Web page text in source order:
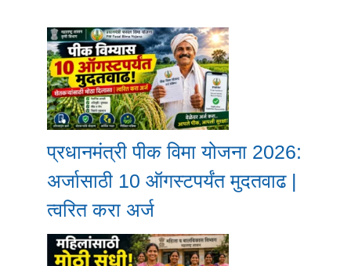
प्रधानमंत्री पीक विमा योजना 2026:
अर्जासाठी 10 ऑगस्टपर्यंत मुदतवाढ |
त्वरित करा अर्ज